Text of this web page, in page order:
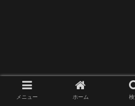
メニュー ホーム